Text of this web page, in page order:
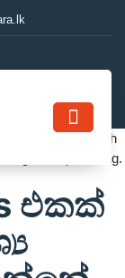
එකක්